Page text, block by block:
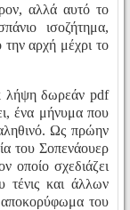
αλλά αυτό το
ισοζήτημα,
αρχή μέχρι το
λήψη δωρεάν pdf
ένα μήνυμα που
Ως πρώην
του Σοπενάουερ
οποίο σχεδιάζει
τένις και άλλων
αποκορύφωμα του